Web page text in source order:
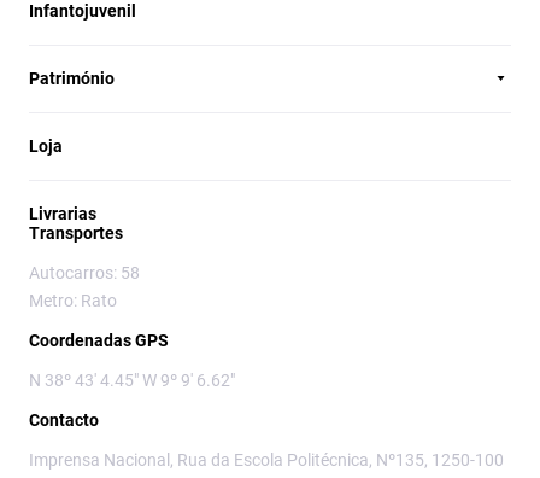
Infantojuvenil
Património
Loja
Livrarias
Transportes
Autocarros: 58
Metro: Rato
Coordenadas GPS
N 38º 43' 4.45" W 9º 9' 6.62"
Contacto
Imprensa Nacional, Rua da Escola Politécnica, Nº135, 1250-100